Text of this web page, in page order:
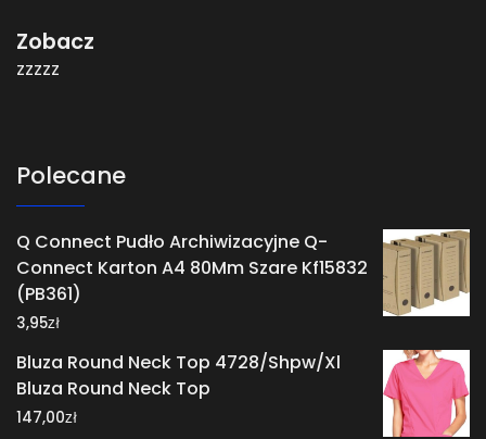
Zobacz
zzzzz
Polecane
Q Connect Pudło Archiwizacyjne Q-
Connect Karton A4 80Mm Szare Kf15832
(PB361)
3,95zł
Bluza Round Neck Top 4728/Shpw/Xl
Bluza Round Neck Top
147,00zł